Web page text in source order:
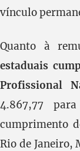
vínculo
Quanto à
estaduais
Profissional
4.867,77
cumprimento
Rio de Janeiro,